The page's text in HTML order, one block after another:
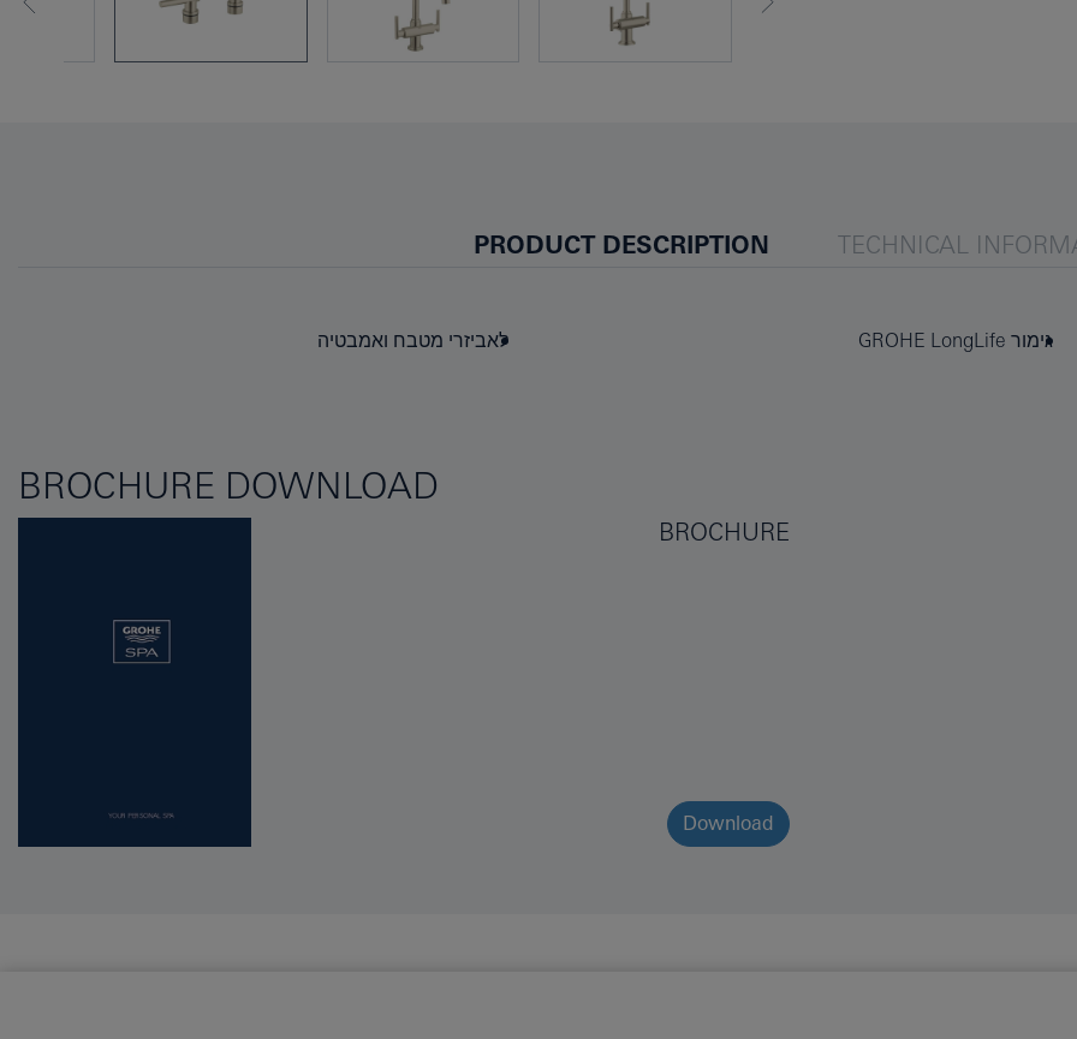
PRODUCT DESCRIPTION TECHNICAL
גימור GROHE LongLife לאביזרי מטבח ואמבטיה
BROCHURE DOWNLOAD
BROCHURE
Download